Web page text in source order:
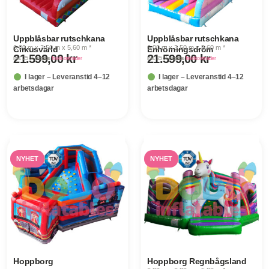
Uppblåsbar rutschkana
Cirkusvärld
6,00 m x 3,50 m x 5,60 m *
21.599,00kr
inkl. 25 % moms
· plusfraktkostnader
I lager – Leveranstid 4–12
arbetsdagar
Uppblåsbar rutschkana
Enhörningsdröm
6,00 m x 3,50 m x 5,60 m *
21.599,00kr
inkl. 25 % moms
· plusfraktkostnader
I lager – Leveranstid 4–12
arbetsdagar
NYHET
Hoppborg
NYHET
Hoppborg Regnbågsland